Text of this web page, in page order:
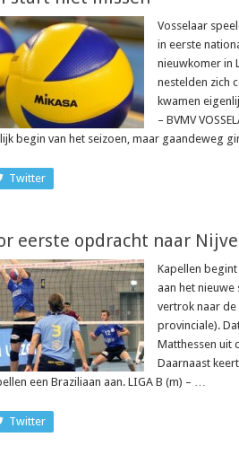
Vosselaar
in eerste
nieuwkomer in
nestelden zich
kwamen
– BVMV
begin van het seizoen, maar gaandeweg
Twitter
eerste opdracht naar
Kapellen
aan het nieuwe
vertrok naar de
provinciale).
Matthessen uit
Daarnaast
een Braziliaan aan. LIGA B (m) – …
Twitter